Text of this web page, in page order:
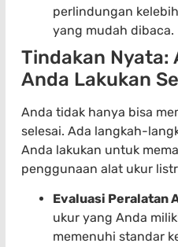
perlindungan
yang mudah dibaca.
Tindakan Nyata:
Anda Lakukan
Anda tidak hanya bisa
selesai. Ada langkah-
Anda lakukan untuk
penggunaan alat ukur
Evaluasi Peralatan
ukur yang Anda
memenuhi standar